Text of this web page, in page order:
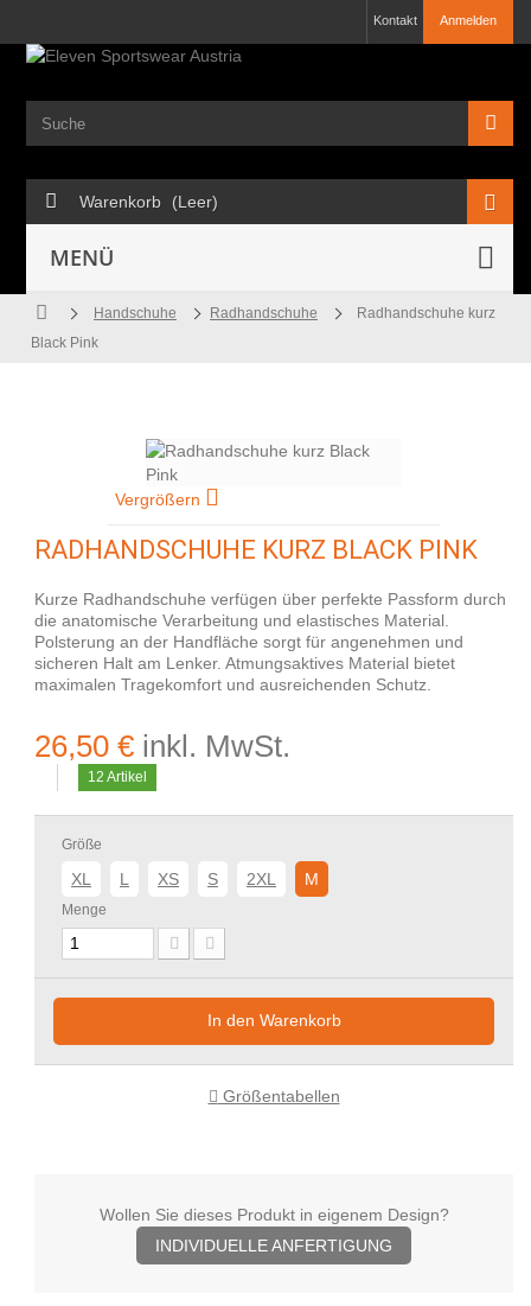
Anmelden
Kontakt
Warenkorb (Leer)
MENÜ
Handschuhe Radhandschuhe
Radhandschuhe kurz
Black Pink
Vergrößern
RADHANDSCHUHE KURZ BLACK PINK
Kurze Radhandschuhe verfügen über perfekte Passform durch
die anatomische Verarbeitung und elastisches Material.
Polsterung an der Handfläche sorgt für angenehmen und
sicheren Halt am Lenker. Atmungsaktives Material bietet
maximalen Tragekomfort und ausreichenden Schutz.
26,50 € inkl. MwSt.
12 Artikel
Größe
XL L XS S 2XL M
Menge
In den Warenkorb
Größentabellen
Wollen Sie dieses Produkt in eigenem Design?
INDIVIDUELLE ANFERTIGUNG